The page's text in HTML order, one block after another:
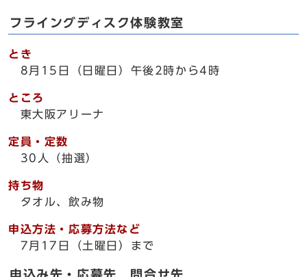
フライングディスク体験教室
とき
8月15日（日曜日）午後2時から4時
ところ
東大阪アリーナ
定員・定数
30人（抽選）
持ち物
タオル、飲み物
申込方法・応募方法など
7月17日（土曜日）まで
申込み先・応募先 問合せ先